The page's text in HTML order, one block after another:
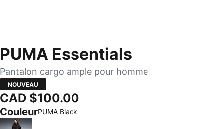
PUMA Essentials
Pantalon cargo ample pour homme
NOUVEAU
CAD $100.00
CouleurPUMA Black